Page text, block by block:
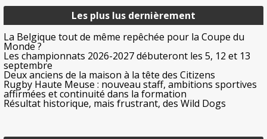
Les plus lus dernièrement
La Belgique tout de même repêchée pour la Coupe du
Monde ?
Les championnats 2026-2027 débuteront les 5, 12 et 13
septembre
Deux anciens de la maison à la tête des Citizens
Rugby Haute Meuse : nouveau staff, ambitions sportives
affirmées et continuité dans la formation
Résultat historique, mais frustrant, des Wild Dogs